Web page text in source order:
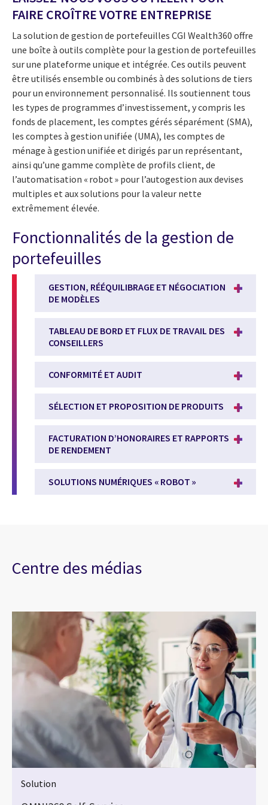
FAIRE CROÎTRE VOTRE ENTREPRISE
La solution de gestion de portefeuilles CGI Wealth360 offre
une boîte à outils complète pour la gestion de portefeuilles
sur une plateforme unique et intégrée. Ces outils peuvent
être utilisés ensemble ou combinés à des solutions de tiers
pour un environnement personnalisé. Ils soutiennent tous
les types de programmes d’investissement, y compris les
fonds de placement, les comptes gérés séparément (SMA),
les comptes à gestion unifiée (UMA), les comptes de
ménage à gestion unifiée et dirigés par un représentant,
ainsi qu’une gamme complète de profils client, de
l’automatisation « robot » pour l’autogestion aux devises
multiples et aux solutions pour la valeur nette
extrêmement élevée.
Fonctionnalités de la gestion de
portefeuilles
GESTION, RÉÉQUILIBRAGE ET NÉGOCIATION
DE MODÈLES
TABLEAU DE BORD ET FLUX DE TRAVAIL DES
CONSEILLERS
CONFORMITÉ ET AUDIT
SÉLECTION ET PROPOSITION DE PRODUITS
FACTURATION D’HONORAIRES ET RAPPORTS
DE RENDEMENT
SOLUTIONS NUMÉRIQUES « ROBOT »
Centre des médias
Solution